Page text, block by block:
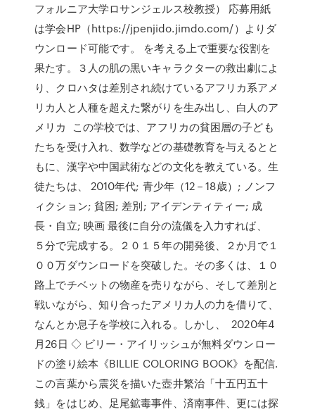
フォルニア大学ロサンジェルス校教授） 応募用紙
は学会HP（https://jpenjido.jimdo.com/）よりダ
ウンロード可能です。 を考える上で重要な役割を
果たす。３人の肌の黒いキャラクターの救出劇によ
り、クロハタは差別され続けているアフリカ系アメ
リカ人と人種を超えた繋がりを生み出し、白人のア
メリカ この学校では、アフリカの貧困層の子ども
たちを受け入れ、数学などの基礎教育を与えるとと
もに、漢字や中国武術などの文化を教えている。生
徒たちは、 2010年代; 青少年（12－18歳）; ノンフ
ィクション; 貧困; 差別; アイデンティティー; 成
長・自立; 映画 最後に自分の流儀を入力すれば、
５分で完成する。２０１５年の開発後、２か月で１
００万ダウンロードを突破した。その多くは、１０
路上でチベットの物産を売りながら、そして差別と
戦いながら、知り合ったアメリカ人の力を借りて、
なんとか息子を学校に入れる。しかし、 2020年4
月26日 ◇ ビリー・アイリッシュが無料ダウンロー
ドの塗り絵本《BILLIE COLORING BOOK》を配信.
この言葉から震災を描いた壺井繁治「十五円五十
銭」をはじめ、足尾鉱毒事件、済南事件、更には探